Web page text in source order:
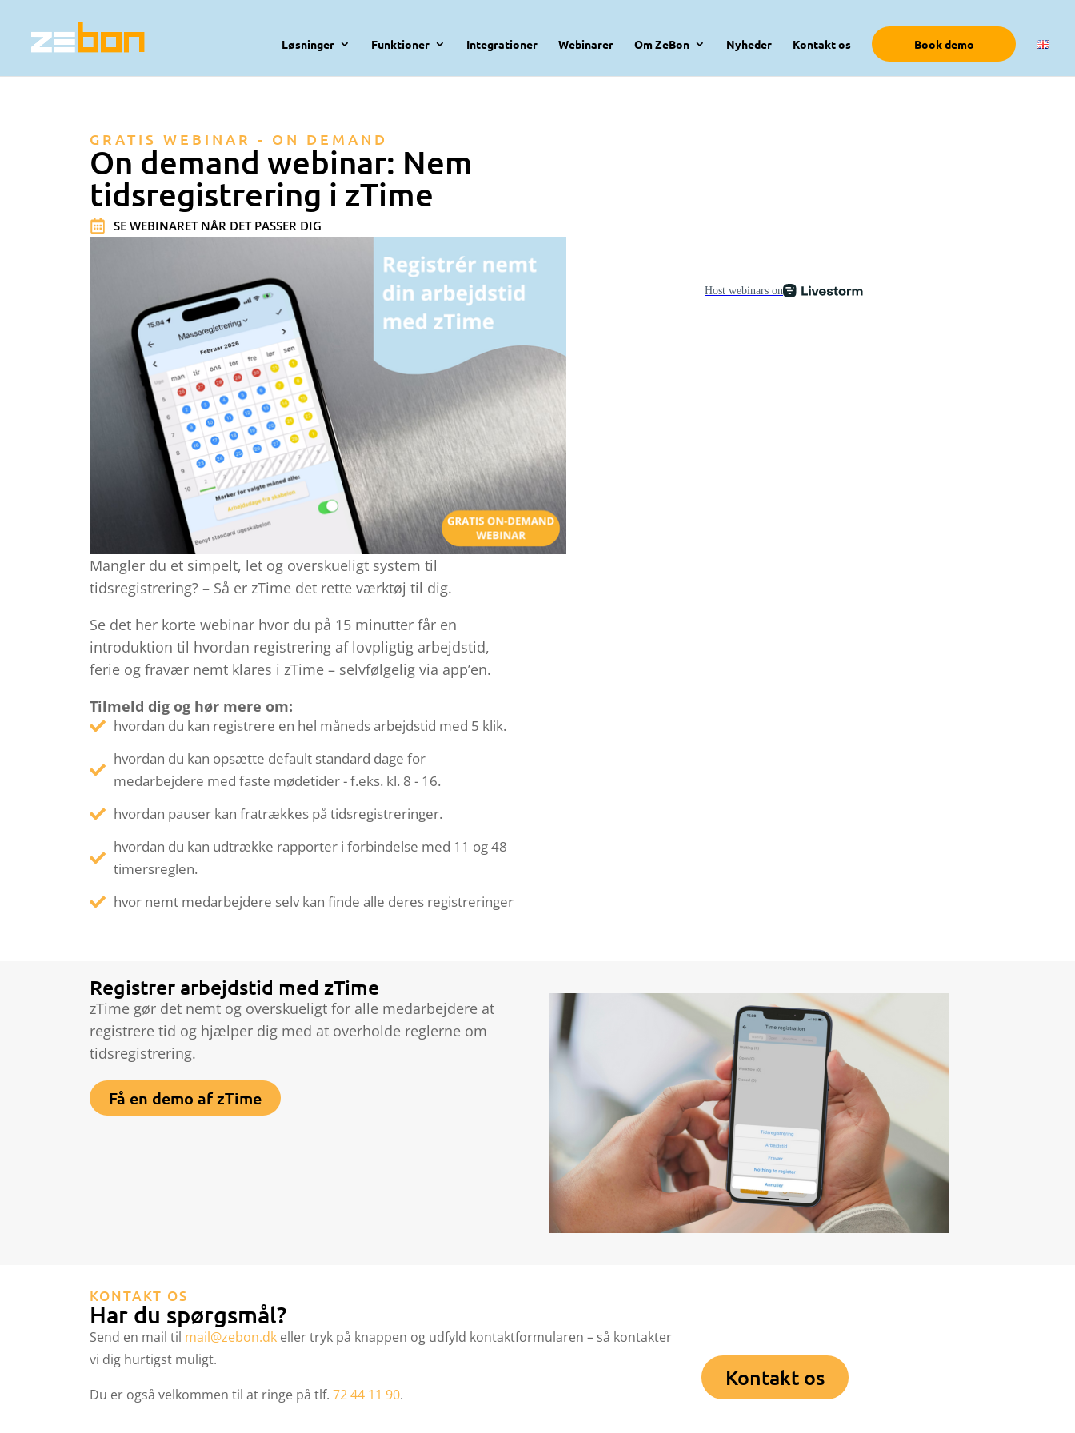
Løsninger Funktioner Integrationer Webinarer Om ZeBon Nyheder Kontakt os Book demo
GRATIS WEBINAR - ON DEMAND
On demand webinar: Nem
tidsregistrering i zTime
SE WEBINARET NÅR DET PASSER DIG
Mangler du et simpelt, let og overskueligt system til
tidsregistrering? – Så er zTime det rette værktøj til dig.
Se det her korte webinar hvor du på 15 minutter får en
introduktion til hvordan registrering af lovpligtig arbejdstid,
ferie og fravær nemt klares i zTime – selvfølgelig via app’en.
Tilmeld dig og hør mere om:
hvordan du kan registrere en hel måneds arbejdstid med 5 klik.
hvordan du kan opsætte default standard dage for
medarbejdere med faste mødetider - f.eks. kl. 8 - 16.
hvordan pauser kan fratrækkes på tidsregistreringer.
hvordan du kan udtrække rapporter i forbindelse med 11 og 48
timersreglen.
hvor nemt medarbejdere selv kan finde alle deres registreringer
Registrer arbejdstid med zTime
zTime gør det nemt og overskueligt for alle medarbejdere at
registrere tid og hjælper dig med at overholde reglerne om
tidsregistrering.
Få en demo af zTime
KONTAKT OS
Har du spørgsmål?
Send en mail til mail@zebon.dk eller tryk på knappen og udfyld kontaktformularen – så kontakter
vi dig hurtigst muligt.
Du er også velkommen til at ringe på tlf. 72 44 11 90.
Kontakt os